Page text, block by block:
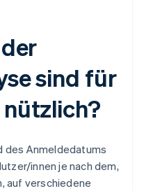
sind für
des Anmeldedatums
innen je nach dem,
auf verschiedene